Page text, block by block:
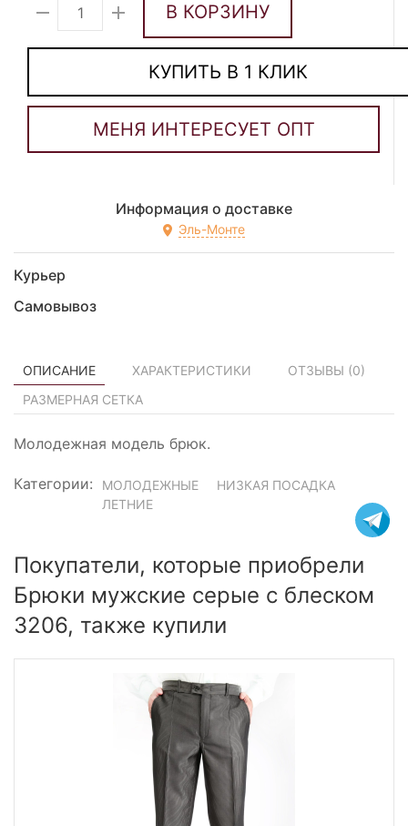
В КОРЗИНУ
КУПИТЬ В 1 КЛИК
Информация о доставке
Эль-Монте
Курьер
Самовывоз
ОПИСАНИЕ ХАРАКТЕРИСТИКИ ОТЗЫВЫ (0)
РАЗМЕРНАЯ СЕТКА
Молодежная модель брюк.
Категории: МОЛОДЕЖНЫЕ
НИЗКАЯ ПОСАДКА
ЛЕТНИЕ
Покупатели, которые приобрели
Брюки мужские серые с блеском
3206, также купили